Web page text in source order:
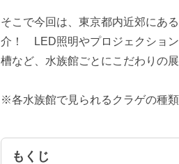
そこで今回は、東京都内近郊にあ
介！ LED照明やプロジェクショ
槽など、水族館ごとにこだわりの
※各水族館で見られるクラゲの種
もくじ